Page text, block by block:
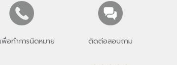
พื่อทำการนัดหมาย ติดต่อสอบถาม